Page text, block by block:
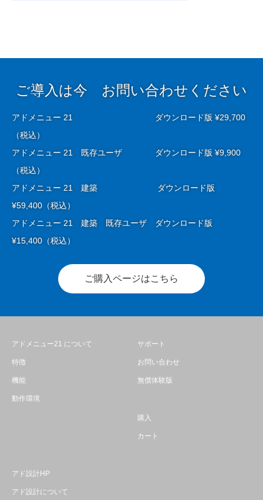
ご導入は今 お問い合わせください
アドメニュー 21 ダウンロード版 ¥29,700
（税込）
アドメニュー 21 既存ユーザ ダウンロード版 ¥9,900
（税込）
アドメニュー 21 建築 ダウンロード版
¥59,400（税込）
アドメニュー 21 建築 既存ユーザ ダウンロード版
¥15,400（税込）
ご購入ページはこちら
アドメニュー21 について
特徴
機能
動作環境
サポート
お問い合わせ
無償体験版
購入
カート
アド設計HP
アド設計について